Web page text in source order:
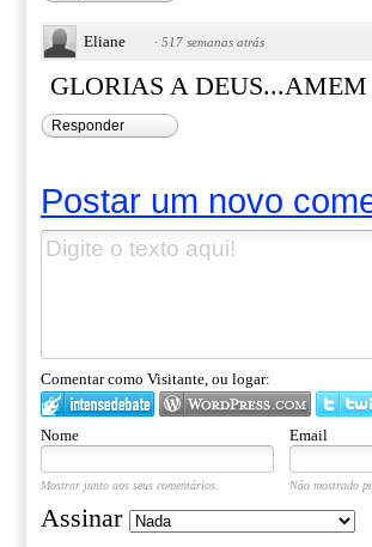
Eliane · 517 semanas atrás
GLORIAS A
Responder
Postar um novo
Comentar como Visitante, ou logar:
Nome Email
Mostrar junto aos seus comentários. Não mostrado
Assinar